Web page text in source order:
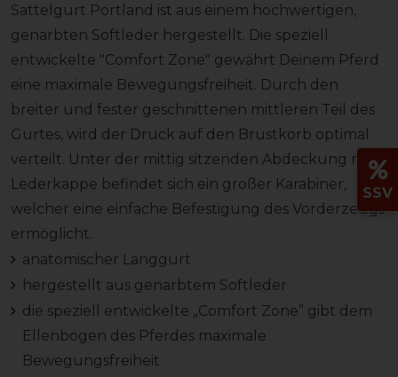
Sattelgurt Portland ist aus einem hochwertigen,
genarbten Softleder hergestellt. Die speziell
entwickelte "Comfort Zone" gewährt Deinem Pferd
eine maximale Bewegungsfreiheit. Durch den
breiter und fester geschnittenen mittleren Teil des
Gurtes, wird der Druck auf den Brustkorb optimal
verteilt. Unter der mittig sitzenden Abdeckung mit
Lederkappe befindet sich ein großer Karabiner,
welcher eine einfache Befestigung des Vorderzeugs
ermöglicht.
anatomischer Langgurt
hergestellt aus genarbtem Softleder
die speziell entwickelte „Comfort Zone” gibt dem
Ellenbogen des Pferdes maximale
Bewegungsfreiheit
SSV